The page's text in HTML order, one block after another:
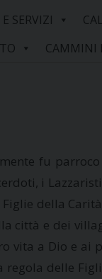
SERVIZI
CAMMINI
fu
i
della
città e dei
a Dio e ai
delle